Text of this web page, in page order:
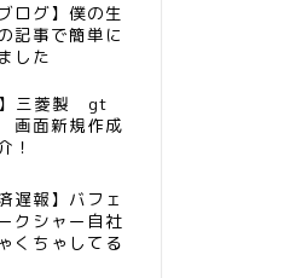
ログ】僕の生
記事で簡単に
した
】三菱製 gt
面新規作成
！
遅報】バフェ
クシャー自社
くちゃしてる